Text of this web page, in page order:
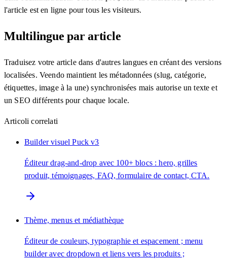
l'article est en ligne pour tous les visiteurs.
Multilingue par article
Traduisez votre article dans d'autres langues en créant des versions
localisées. Veendo maintient les métadonnées (slug, catégorie,
étiquettes, image à la une) synchronisées mais autorise un texte et
un SEO différents pour chaque locale.
Articoli correlati
Builder visuel Puck v3
Éditeur drag-and-drop avec 100+ blocs : hero, grilles
produit, témoignages, FAQ, formulaire de contact, CTA.
Thème, menus et médiathèque
Éditeur de couleurs, typographie et espacement ; menu
builder avec dropdown et liens vers les produits ;